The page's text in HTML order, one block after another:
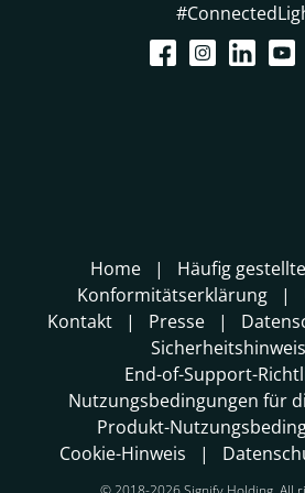
Home
Häufig
Konformitätserklärung
Kontakt
Presse
Sicherheitshinweis
End-of-Support-
Nutzungsbedingungen für
Produkt-
Cookie-Hinweis